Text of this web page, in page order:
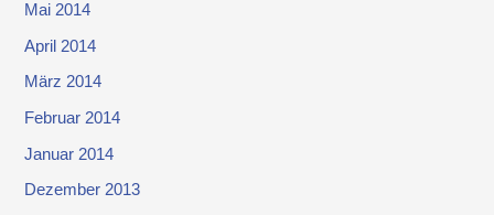
Mai 2014
April 2014
März 2014
Februar 2014
Januar 2014
Dezember 2013